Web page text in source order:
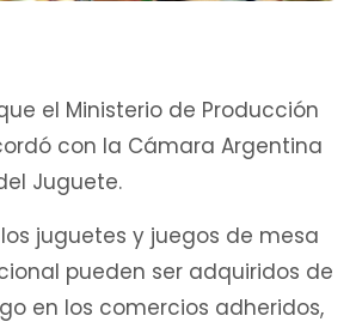
el Ministerio de Producción
con la Cámara Argentina
Juguete.
juguetes y juegos de mesa
pueden ser adquiridos de
en los comercios adheridos,